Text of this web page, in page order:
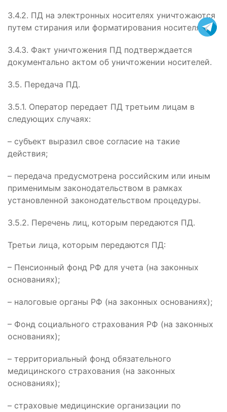
3.4.2. ПД на электронных носителях уничтожаются
путем стирания или форматирования носителя.
3.4.3. Факт уничтожения ПД подтверждается
документально актом об уничтожении носителей.
3.5. Передача ПД.
3.5.1. Оператор передает ПД третьим лицам в
следующих случаях:
– субъект выразил свое согласие на такие
действия;
– передача предусмотрена российским или иным
применимым законодательством в рамках
установленной законодательством процедуры.
3.5.2. Перечень лиц, которым передаются ПД.
Третьи лица, которым передаются ПД:
– Пенсионный фонд РФ для учета (на законных
основаниях);
– налоговые органы РФ (на законных основаниях);
– Фонд социального страхования РФ (на законных
основаниях);
– территориальный фонд обязательного
медицинского страхования (на законных
основаниях);
– страховые медицинские организации по